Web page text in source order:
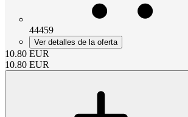
44459
Ver detalles de la oferta
10.80 EUR
10.80 EUR